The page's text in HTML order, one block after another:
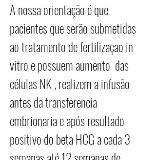
A nossa orientação é que
pacientes que serão submetidas
ao tratamento de fertilizaçao in
vitro e possuem aumento das
células NK , realizem a infusão
antes da transferencia
embrionaria e após resultado
positivo do beta HCG a cada 3
semanas até 12 semanas de